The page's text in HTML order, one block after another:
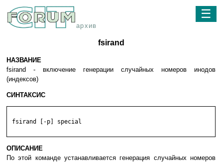
архив
☰
fsirand
НАЗВАНИЕ
fsirand - включение генерации случайных номеров инодов
(индексов)
СИНТАКСИС
fsirand [-p] special
ОПИСАНИЕ
По этой команде устанавливается генерация случайных номеров